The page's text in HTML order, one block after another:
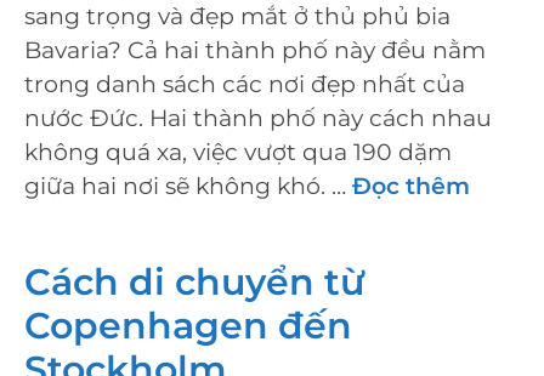
sang trọng và đẹp mắt ở thủ phủ bia
Bavaria? Cả hai thành phố này đều nằm
trong danh sách các nơi đẹp nhất của
nước Đức. Hai thành phố này cách nhau
không quá xa, việc vượt qua 190 dặm
giữa hai nơi sẽ không khó. … Đọc thêm
Cách di chuyển từ
Copenhagen đến